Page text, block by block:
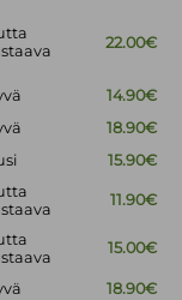
22.00€
14.90€
18.90€
15.90€
11.90€
15.00€
18.90€